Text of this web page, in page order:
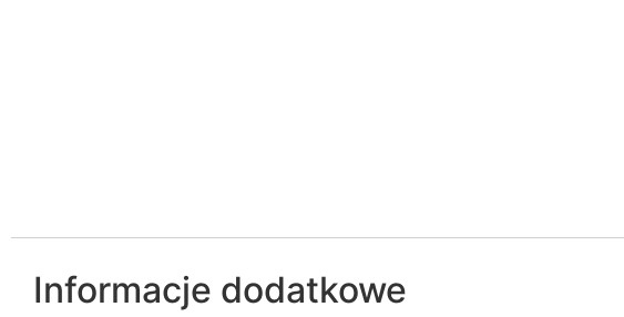
Informacje dodatkowe